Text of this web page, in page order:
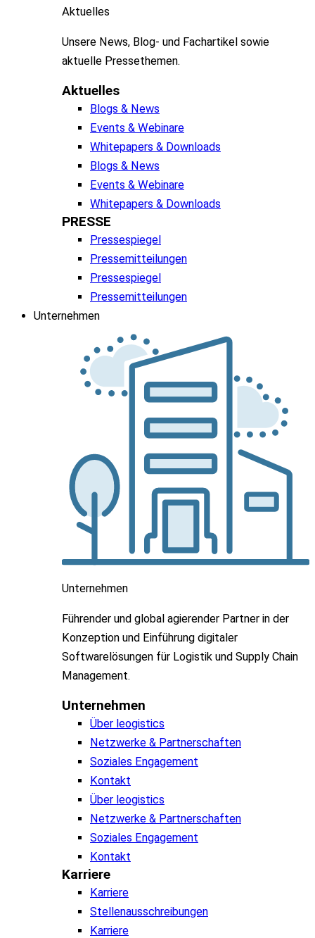
Aktuelles
Unsere News, Blog- und Fachartikel sowie
aktuelle Pressethemen.
Aktuelles
Blogs & News
Events & Webinare
Whitepapers & Downloads
Blogs & News
Events & Webinare
Whitepapers & Downloads
PRESSE
Pressespiegel
Pressemitteilungen
Pressespiegel
Pressemitteilungen
Unternehmen
Unternehmen
Führender und global agierender Partner in der
Konzeption und Einführung digitaler
Softwarelösungen für Logistik und Supply Chain
Management.
Unternehmen
Über leogistics
Netzwerke & Partnerschaften
Soziales Engagement
Kontakt
Über leogistics
Netzwerke & Partnerschaften
Soziales Engagement
Kontakt
Karriere
Karriere
Stellenausschreibungen
Karriere